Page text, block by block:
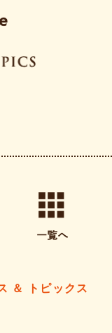
＆ トピックス